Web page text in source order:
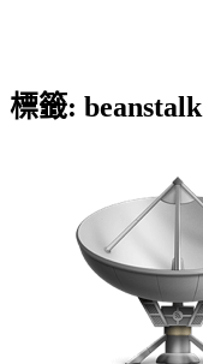
標籤: beanstalk